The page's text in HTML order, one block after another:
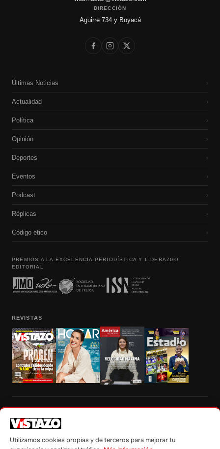
DIRECCIÓN
Aguirre 734 y Boyacá
Últimas Noticias ›
Actualidad ›
Política ›
Opinión ›
Deportes ›
Eventos ›
Podcast ›
Réplicas ›
Código etico ›
PREMIOS A LA EXCELENCIA PERIODÍSTICA Y LIDERAZGO
EDITORIAL
REVISTAS
autorización escrita de su titular, de todos los contenidos de Vistazo.com.
Utilizamos cookies propias y de terceros para mejorar tu